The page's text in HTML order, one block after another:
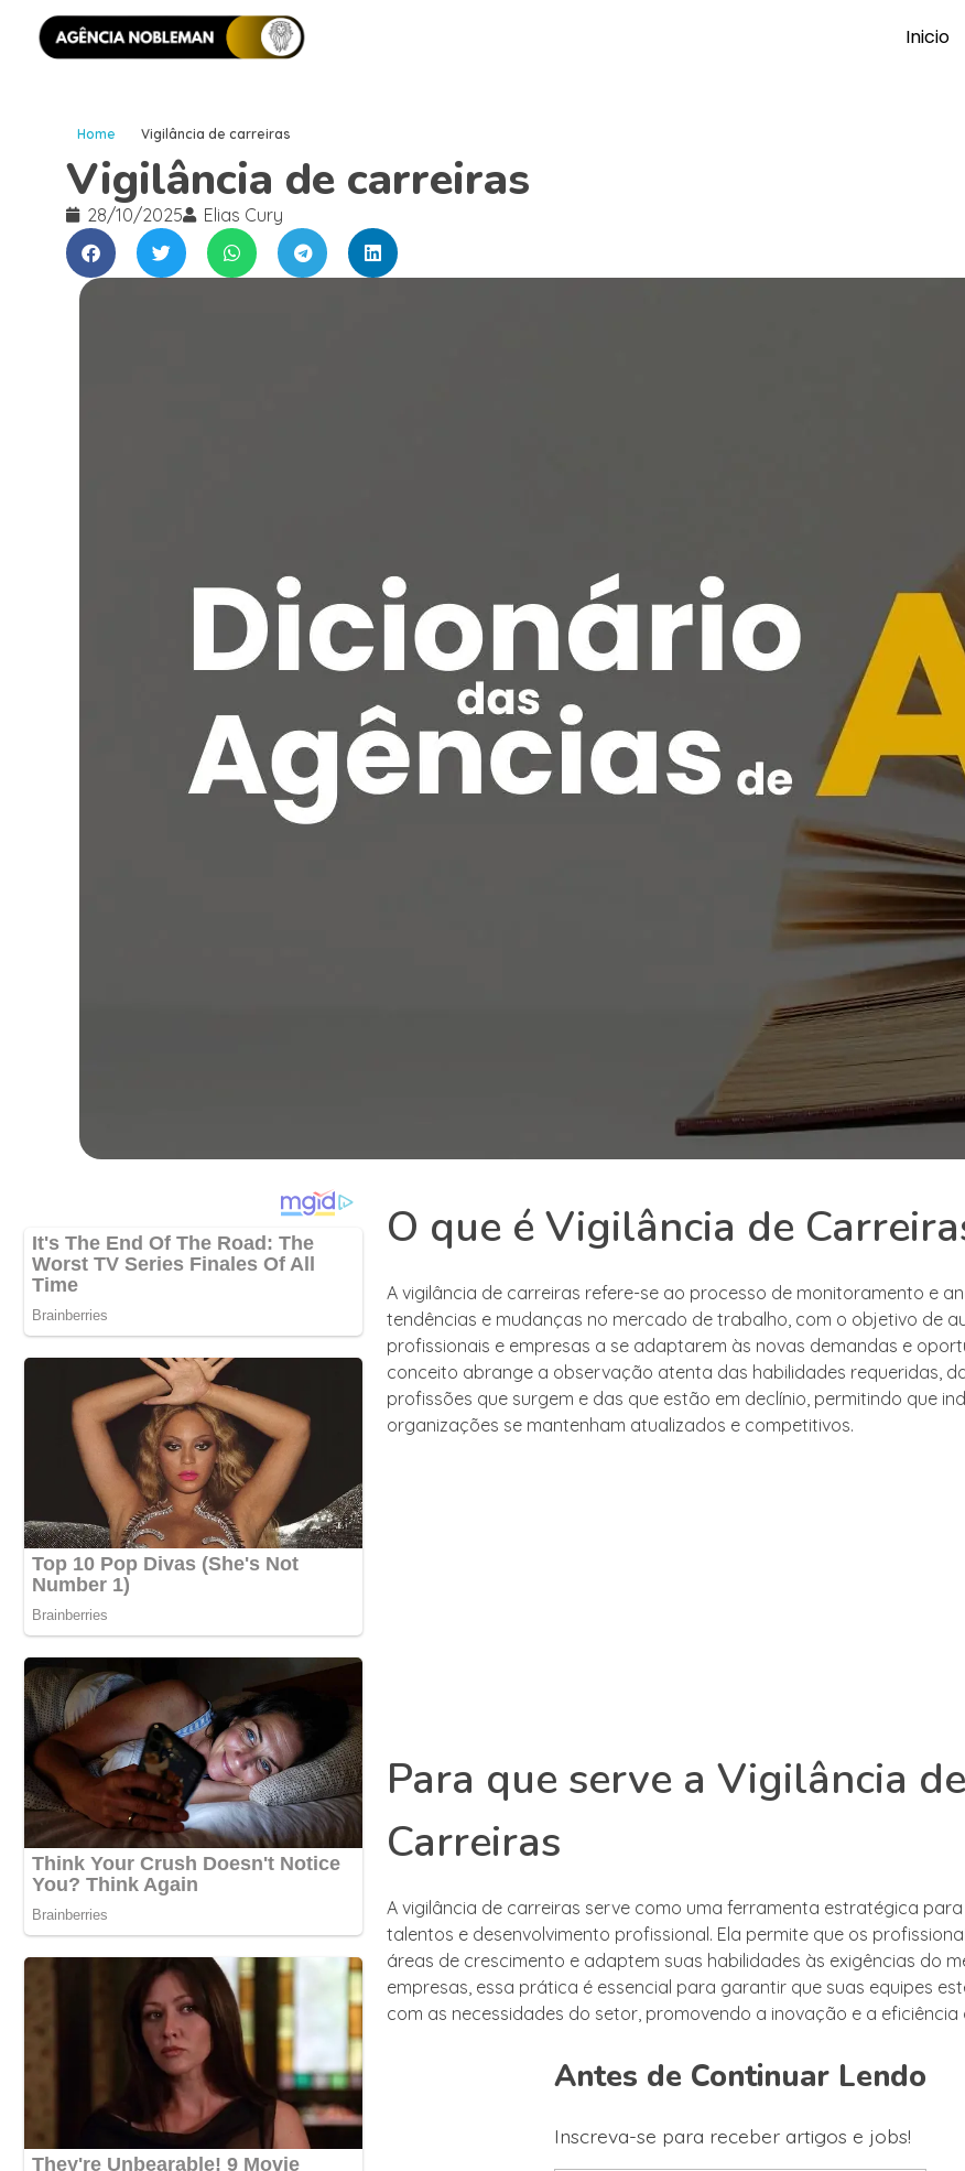
Inicio
Home Vigilância de carreiras
Vigilância de carreiras
28/10/2025 Elias Cury
O que é Vigilância de
A vigilância de carreiras refere-se ao processo de monitoramento e
tendências e mudanças no mercado de trabalho, com o objetivo de
profissionais e empresas a se adaptarem às novas demandas e
conceito abrange a observação atenta das habilidades requeridas,
profissões que surgem e das que estão em declínio, permitindo que
organizações se mantenham atualizados e competitivos.
Para que serve a Vigilância de
Carreiras
A vigilância de carreiras serve como uma ferramenta estratégica
talentos e desenvolvimento profissional. Ela permite que os
áreas de crescimento e adaptem suas habilidades às exigências do
empresas, essa prática é essencial para garantir que suas equipes
com as necessidades do setor, promovendo a inovação e a eficiência
Antes de Continuar Lendo
Inscreva-se para receber artigos e jobs!